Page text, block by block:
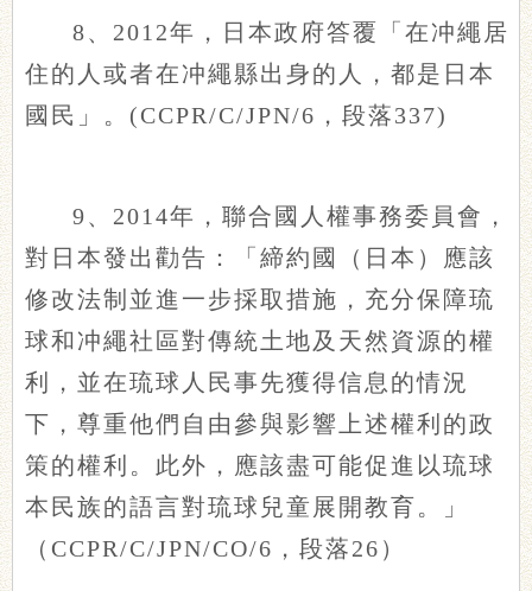
8、2012年，日本政府答覆「在冲繩居
住的人或者在冲繩縣出身的人，都是日本
國民」。(CCPR/C/JPN/6，段落337)
9、2014年，聯合國人權事務委員會，
對日本發出勸告：「締約國（日本）應該
修改法制並進一步採取措施，充分保障琉
球和冲繩社區對傳統土地及天然資源的權
利，並在琉球人民事先獲得信息的情況
下，尊重他們自由參與影響上述權利的政
策的權利。此外，應該盡可能促進以琉球
本民族的語言對琉球兒童展開教育。」
（CCPR/C/JPN/CO/6，段落26）